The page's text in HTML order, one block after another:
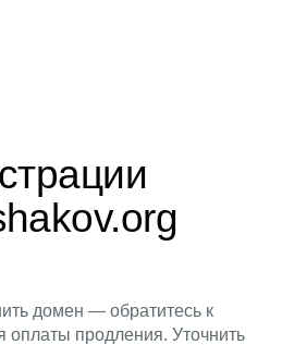
домен — обратитесь к
оплаты продления. Уточнить